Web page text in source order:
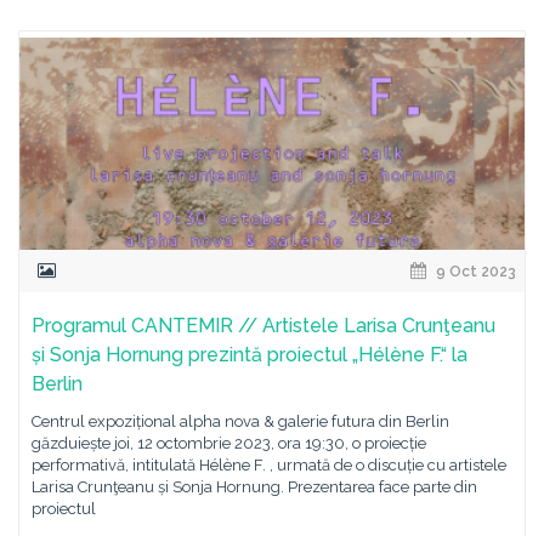
9 Oct 2023
Programul CANTEMIR // Artistele Larisa Crunţeanu
și Sonja Hornung prezintă proiectul „Hélène F.“ la
Berlin
Centrul expozițional alpha nova & galerie futura din Berlin
găzduiește joi, 12 octombrie 2023, ora 19:30, o proiecție
performativă, intitulată Hélène F. , urmată de o discuție cu artistele
Larisa Crunţeanu și Sonja Hornung. Prezentarea face parte din
proiectul